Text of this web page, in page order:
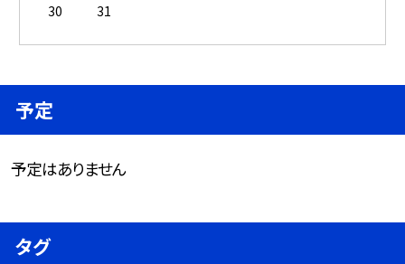
30
31
予定
予定はありません
タグ